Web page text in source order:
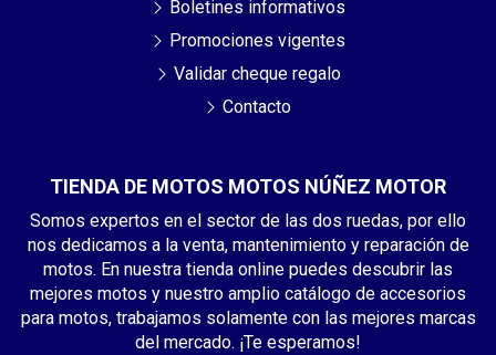
TIENDA DE MOTOS MOTOS NÚÑEZ MOTOR
Somos expertos en el sector de las dos ruedas, por ello
nos dedicamos a la venta, mantenimiento y reparación de
motos. En nuestra tienda online puedes descubrir las
mejores motos y nuestro amplio catálogo de accesorios
para motos, trabajamos solamente con las mejores marcas
del mercado. ¡Te esperamos!
Boletines informativos
Promociones vigentes
Validar cheque regalo
Contacto